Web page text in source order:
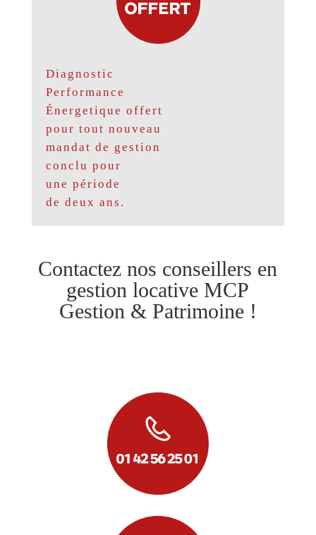
Diagnostic
Performance
Énergetique offert
pour tout nouveau
mandat de gestion
conclu pour
une période
de deux ans.
Contactez nos conseillers en
gestion locative MCP
Gestion & Patrimoine !